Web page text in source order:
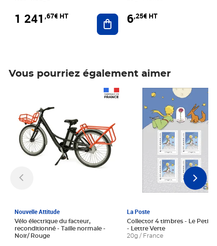
1 241 ,67€ HT Ajouter au panier
6,25€ HT
Vous pourriez également aimer
Nouvelle Attitude
Vélo électrique du facteur,
reconditionné - Taille normale -
Noir/ Rouge
La Poste
Collector 4 timbres - Le Petit
- Lettre Verte
20g / France
Prix 6,25€ HT